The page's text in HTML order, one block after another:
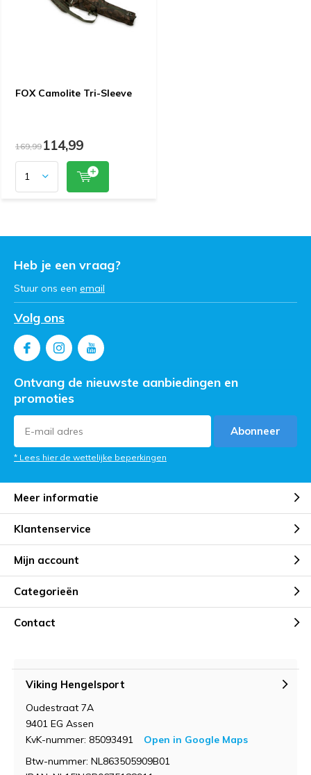
FOX Camolite Tri-Sleeve
169,99114,99
Heb je een vraag?
Stuur ons een email
Volg ons
Ontvang de nieuwste aanbiedingen en
promoties
Abonneer
* Lees hier de wettelijke beperkingen
Meer informatie
Klantenservice
Mijn account
Categorieën
Contact
Viking Hengelsport
Oudestraat 7A
9401 EG Assen
KvK-nummer: 85093491
Open in Google Maps
Btw-nummer: NL863505909B01